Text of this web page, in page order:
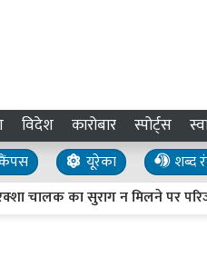
विदेश कारोबार स्पोर्ट्स
यूरेका शब्द
का सुराग न मिलने पर परिजनों